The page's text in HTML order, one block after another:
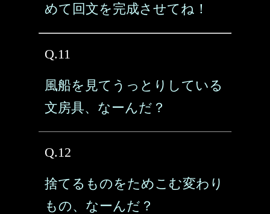
めて回文を完成させてね！
Q.11
風船を見てうっとりしている
文房具、なーんだ？
Q.12
捨てるものをためこむ変わり
もの、なーんだ？